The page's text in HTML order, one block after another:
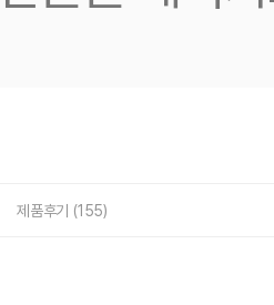
제품후기 (155)